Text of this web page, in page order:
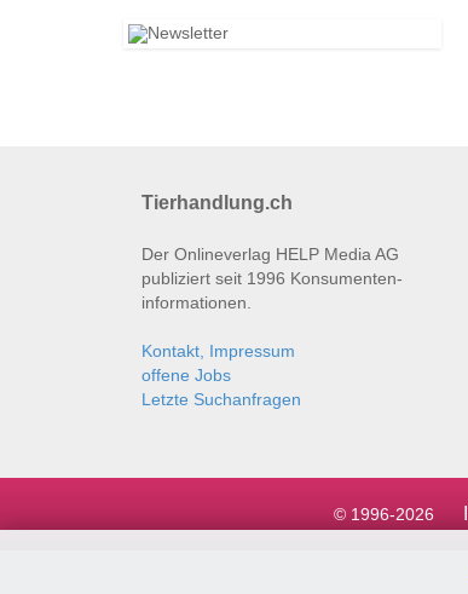
Tierhandlung.ch
Der Onlineverlag HELP Media AG
publiziert seit 1996 Konsumenten­
informationen.
Kontakt, Impressum
offene Jobs
Letzte Suchanfragen
© 1996-2026